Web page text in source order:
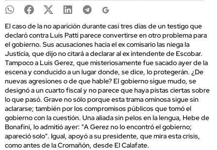
El caso de la no aparición durante casi tres días de un testigo que
declaró contra Luis Patti parece convertirse en otro problema para
el gobierno. Sus acusaciones hacia el ex comisario las niega la
Justicia, que dijo no citará a declarar al ex intendente de Escobar.
Tampoco a Luis Gerez, que misteriosamente fue sacado ayer de la
escena y conducido a un lugar donde, se dice, lo protegerán. ¿De
nuevas agresiones o de que hable? El gobierno sigue mudo, se
designó a un cuarto fiscal y no parece que haya pistas ciertas sobre
lo que pasó. Grave no sólo porque esta trama ominosa sigue sin
aclararse; también por los compromisos públicos que tomó el
gobierno con la cuestión. Una aliada sin pelos en la lengua, Hebe de
Bonafini, lo admitió ayer: "A Gerez no lo encontró el gobierno;
apareció solo". Igual, apoyó a su presidente, que mira esta crisis,
como antes de la Cromañón, desde El Calafate.